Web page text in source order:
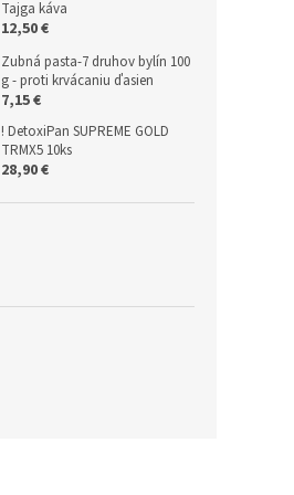
Tajga káva
12,50 €
Zubná pasta-7 druhov bylín 100
g - proti krvácaniu ďasien
7,15 €
! DetoxiPan SUPREME GOLD
TRMX5 10ks
28,90 €